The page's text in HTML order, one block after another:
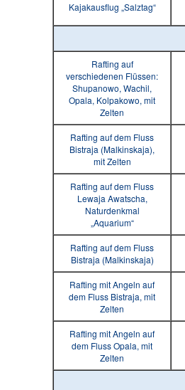
Kajakausflug „Salztag“
Rafting auf
verschiedenen Flüssen:
Shupanowo, Wachil,
Opala, Kolpakowo, mit
Zelten
Rafting auf dem Fluss
Bistraja (Malkinskaja),
mit Zelten
Rafting auf dem Fluss
Lewaja Awatscha,
Naturdenkmal
„Aquarium“
Rafting auf dem Fluss
Bistraja (Malkinskaja)
Rafting mit Angeln auf
dem Fluss Bistraja, mit
Zelten
Rafting mit Angeln auf
dem Fluss Opala, mit
Zelten